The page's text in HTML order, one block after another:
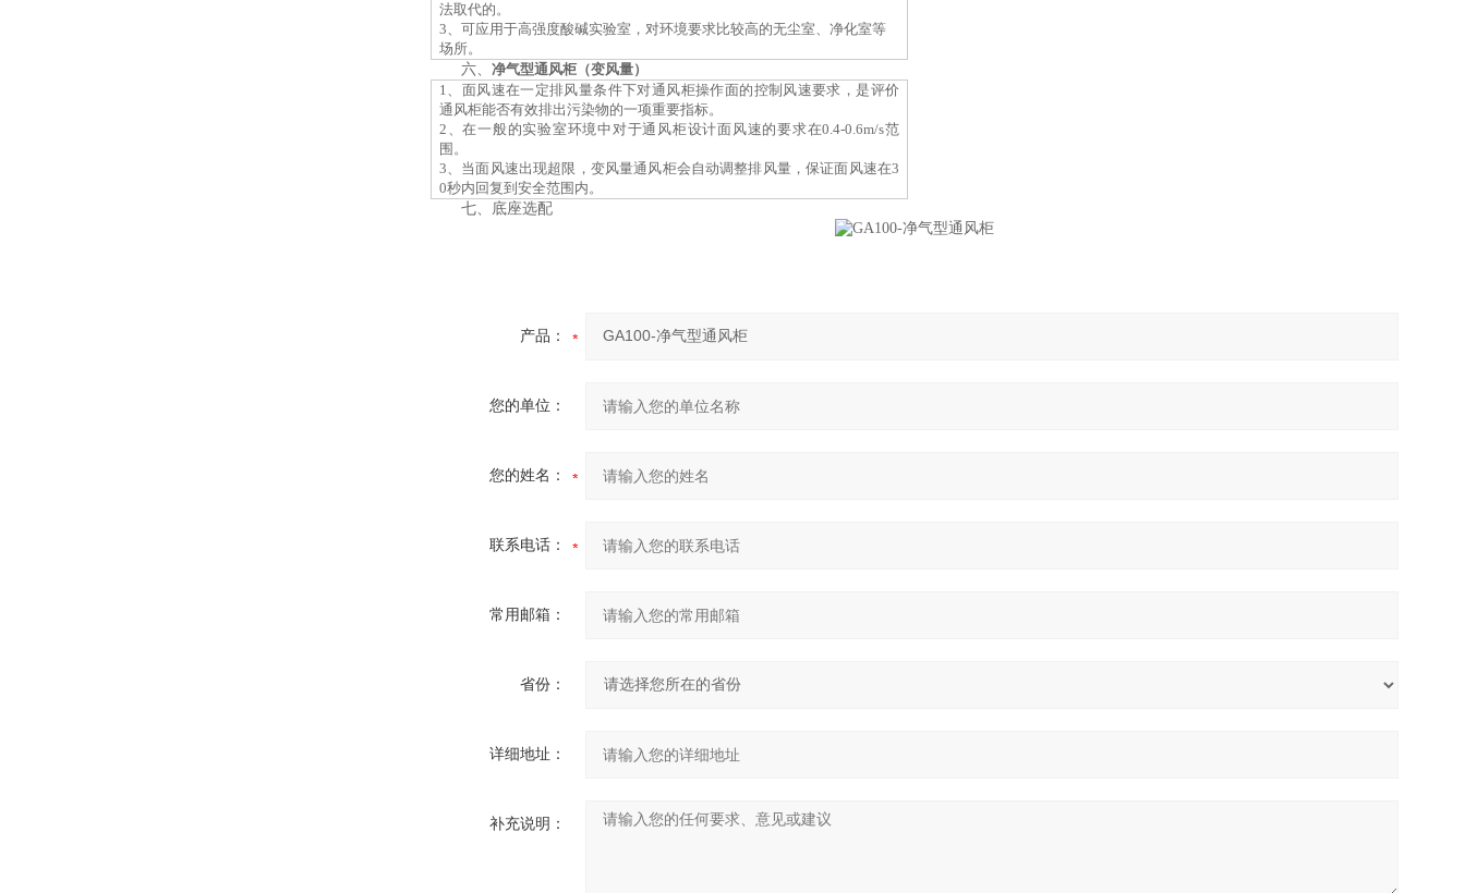
法取代的。
3、 可应用于高强度酸碱实验室，对环境要求比较高的无尘室、净化室等
场所。
六、 净气型通风柜（变风量）
1、面风速在一定排风量条件下对通风柜操作面的控制风速要求，是评价
通风柜能否有效排出污染物的一项重要指标。
2、在一般的实验室环境中对于通风柜设计面风速的要求在0.4-0.6m/s范
围。
3、当面风速出现超限，变风量通风柜会自动调整排风量，保证面风速在3
0秒内回复到安全范围内。
七、底座选配
产品：
您的单位：
您的姓名：
联系电话：
常用邮箱：
省份：
详细地址：
补充说明：